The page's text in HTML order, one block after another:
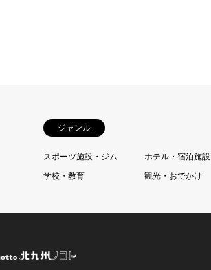
ジャンル
スポーツ施設・ジム ホテル・宿泊施設
学校・教育
観光・おでかけ